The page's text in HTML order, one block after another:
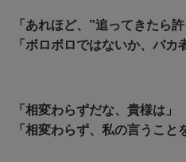
「あれほど、”追ってきたら
「ボロボロではないか、バカ
「相変わらずだな、貴様は」
「相変わらず、私の言うこと